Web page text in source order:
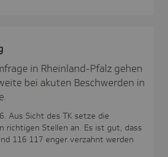
in Rheinland-Pfalz gehen
bei akuten Beschwerden in
Aus Sicht des TK setze die
richtigen Stellen an. Es ist gut, dass
116 117 enger verzahnt werden